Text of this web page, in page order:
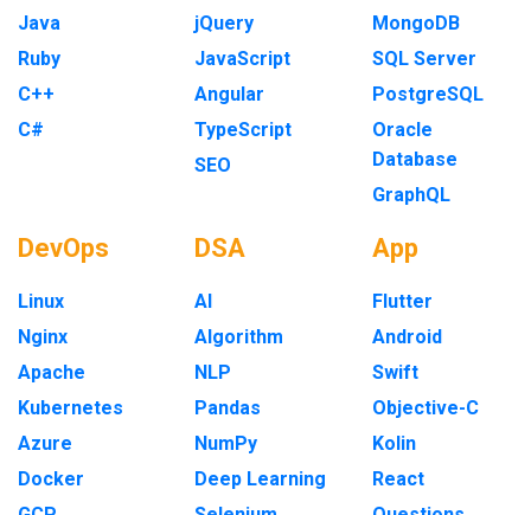
Java
Ruby
C++
C#
jQuery
JavaScript
Angular
TypeScript
SEO
MongoDB
SQL Server
PostgreSQL
Oracle
Database
GraphQL
DevOps
Linux
Nginx
Apache
Kubernetes
Azure
Docker
DSA
AI
Algorithm
NLP
Pandas
NumPy
Deep Learning
App
Flutter
Android
Swift
Objective-C
Kolin
React